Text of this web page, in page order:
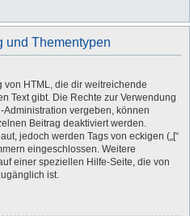
und Thementypen
von HTML, die dir weitreichende
Text gibt. Die Rechte zur Verwendung
vergeben, können
Beitrag deaktiviert werden.
jedoch werden Tags von eckigen („[“
eingeschlossen. Weitere
einer speziellen Hilfe-Seite, die von
ist.